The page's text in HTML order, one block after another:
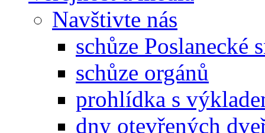
Navštivte nás
schůze Poslanecké
schůze orgánů
prohlídka s
dny otevřených